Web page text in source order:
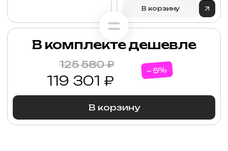
В корзину
В комплекте дешевле
− 5%
125 580 ₽
119 301 ₽
В корзину